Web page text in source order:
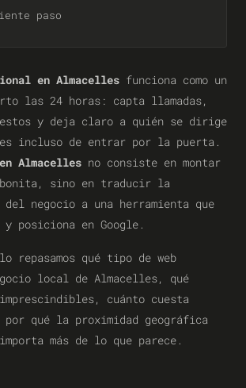
paso
en Almacelles funciona como un
las 24 horas: capta llamadas,
y deja claro a quién se dirige
incluso de entrar por la puerta.
Almacelles no consiste en montar
sino en traducir la
negocio a una herramienta que
y posiciona en Google.
repasamos qué tipo de web
local de Almacelles, qué
cuánto cuesta
qué la proximidad geográfica
más de lo que parece.